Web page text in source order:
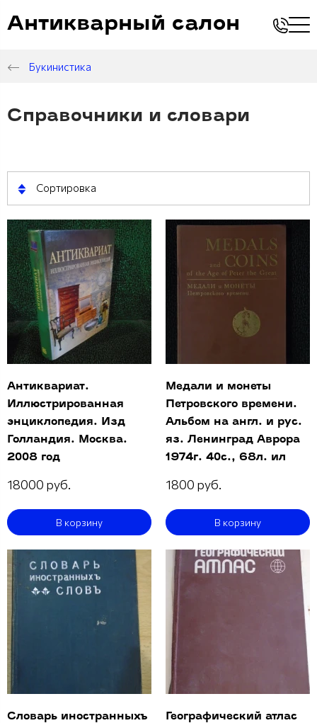
Антикварный салон
Букинистика
Справочники и словари
Сортировка
Антиквариат.
Иллюстрированная
энциклопедия. Изд
Голландия. Москва.
2008 год
18000 руб.
В корзину
Медали и монеты
Петровского времени.
Альбом на англ. и рус.
яз. Ленинград Аврора
1974г. 40с., 68л. ил
1800 руб.
В корзину
Словарь иностранныхъ
Географический атлас